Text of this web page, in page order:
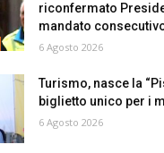
riconfermato
mandato
6 Agosto 2026
Turismo, nasce la
biglietto unico per i
6 Agosto 2026